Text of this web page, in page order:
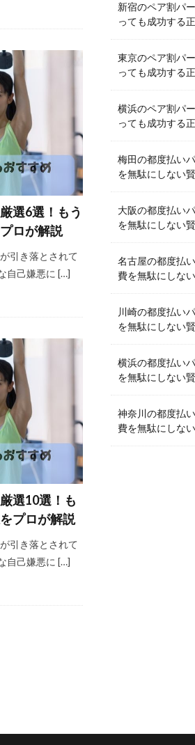
選6選！もう
ロが解説
引き落とされて
自己嫌悪に […]
選10選！も
プロが解説
引き落とされて
自己嫌悪に […]
新宿のペア割パ
っても成功する
東京のペア割パ
っても成功する
横浜のペア割パ
っても成功する
梅田の都度払い
を無駄にしない
大阪の都度払い
を無駄にしない
名古屋の都度払
費を無駄にしな
川崎の都度払い
を無駄にしない
横浜の都度払い
を無駄にしない
神奈川の都度払
費を無駄にしな